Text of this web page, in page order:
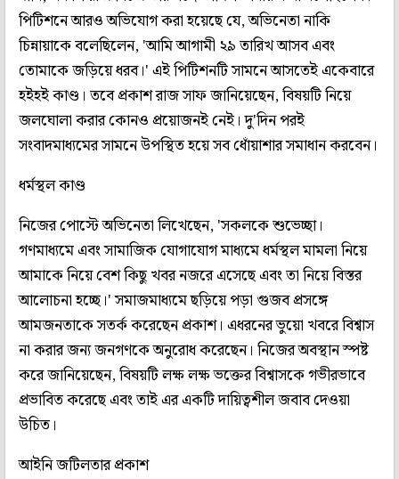
পিটিশনে আরও অভিযোগ করা হয়েছে যে, অভিনেতা নাকি
চিন্নায়াকে বলেছিলেন, 'আমি আগামী ২৯ তারিখ আসব এবং
তোমাকে জড়িয়ে ধরব।' এই পিটিশনটি সামনে আসতেই একেবারে
হইহই কাণ্ড। তবে প্রকাশ রাজ সাফ জানিয়েছেন, বিষয়টি নিয়ে
জলঘোলা করার কোনও প্রয়োজনই নেই। দু'দিন পরই
সংবাদমাধ্যমের সামনে উপস্থিত হয়ে সব ধোঁয়াশার সমাধান করবেন।
ধর্মস্থল কাণ্ড
নিজের পোস্টে অভিনেতা লিখেছেন, 'সকলকে শুভেচ্ছা।
গণমাধ্যমে এবং সামাজিক যোগাযোগ মাধ্যমে ধর্মস্থল মামলা নিয়ে
আমাকে নিয়ে বেশ কিছু খবর নজরে এসেছে এবং তা নিয়ে বিস্তর
আলোচনা হচ্ছে।' সমাজমাধ্যমে ছড়িয়ে পড়া গুজব প্রসঙ্গে
আমজনতাকে সতর্ক করেছেন প্রকাশ। এধরনের ভুয়ো খবরে বিশ্বাস
না করার জন্য জনগণকে অনুরোধ করেছেন। নিজের অবস্থান স্পষ্ট
করে জানিয়েছেন, বিষয়টি লক্ষ লক্ষ ভক্তের বিশ্বাসকে গভীরভাবে
প্রভাবিত করেছে এবং তাই এর একটি দায়িত্বশীল জবাব দেওয়া
উচিত।
আইনি জটিলতার প্রকাশ